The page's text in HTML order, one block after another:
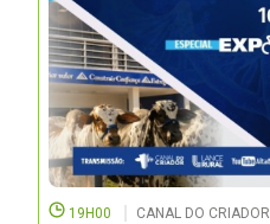
19H00 CANAL DO CRIADOR